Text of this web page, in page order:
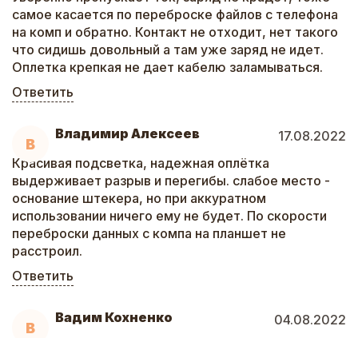
самое касается по переброске файлов с телефона
на комп и обратно. Контакт не отходит, нет такого
что сидишь довольный а там уже заряд не идет.
Оплетка крепкая не дает кабелю заламываться.
Ответить
В
Владимир Алексеев
17.08.2022
Красивая подсветка, надежная оплётка
выдерживает разрыв и перегибы. слабое место -
основание штекера, но при аккуратном
использовании ничего ему не будет. По скорости
переброски данных с компа на планшет не
расстроил.
Ответить
В
Вадим Кохненко
04.08.2022